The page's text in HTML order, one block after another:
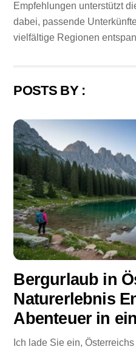
Empfehlungen unterstützt
dabei, passende
vielfältige Regionen
POSTS BY :
Bergurlaub in
Naturerlebnis
Abenteuer in
Ich lade Sie ein,